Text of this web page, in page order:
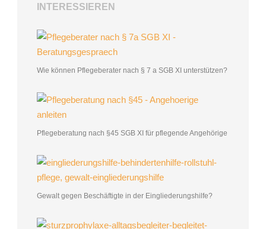
INTERESSIEREN
Wie können Pflegeberater nach § 7 a SGB XI unterstützen?
Pflegeberatung nach §45 SGB XI für pflegende Angehörige
Gewalt gegen Beschäftigte in der Eingliederungshilfe?